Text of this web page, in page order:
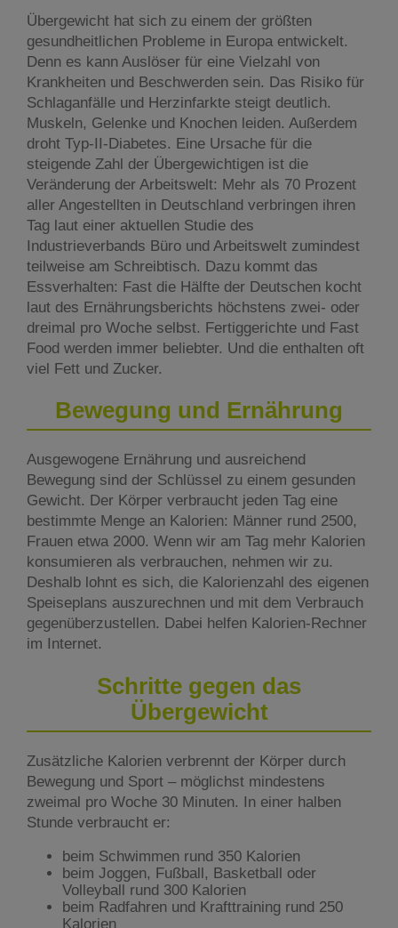
Übergewicht hat sich zu einem der größten
gesundheitlichen Probleme in Europa entwickelt.
Denn es kann Auslöser für eine Vielzahl von
Krankheiten und Beschwerden sein. Das Risiko für
Schlaganfälle und Herzinfarkte steigt deutlich.
Muskeln, Gelenke und Knochen leiden. Außerdem
droht Typ-II-Diabetes. Eine Ursache für die
steigende Zahl der Übergewichtigen ist die
Veränderung der Arbeitswelt: Mehr als 70 Prozent
aller Angestellten in Deutschland verbringen ihren
Tag laut einer aktuellen Studie des
Industrieverbands Büro und Arbeitswelt zumindest
teilweise am Schreibtisch. Dazu kommt das
Essverhalten: Fast die Hälfte der Deutschen kocht
laut des Ernährungsberichts höchstens zwei- oder
dreimal pro Woche selbst. Fertiggerichte und Fast
Food werden immer beliebter. Und die enthalten oft
viel Fett und Zucker.
Bewegung und Ernährung
Ausgewogene Ernährung und ausreichend
Bewegung sind der Schlüssel zu einem gesunden
Gewicht. Der Körper verbraucht jeden Tag eine
bestimmte Menge an Kalorien: Männer rund 2500,
Frauen etwa 2000. Wenn wir am Tag mehr Kalorien
konsumieren als verbrauchen, nehmen wir zu.
Deshalb lohnt es sich, die Kalorienzahl des eigenen
Speiseplans auszurechnen und mit dem Verbrauch
gegenüberzustellen. Dabei helfen Kalorien-Rechner
im Internet.
Schritte gegen das
Übergewicht
Zusätzliche Kalorien verbrennt der Körper durch
Bewegung und Sport – möglichst mindestens
zweimal pro Woche 30 Minuten. In einer halben
Stunde verbraucht er:
beim Schwimmen rund 350 Kalorien
beim Joggen, Fußball, Basketball oder
Volleyball rund 300 Kalorien
beim Radfahren und Krafttraining rund 250
Kalorien